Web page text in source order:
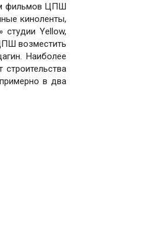
фильмов ЦПШ
киноленты,
студии Yellow,
возместить
Наиболее
в два